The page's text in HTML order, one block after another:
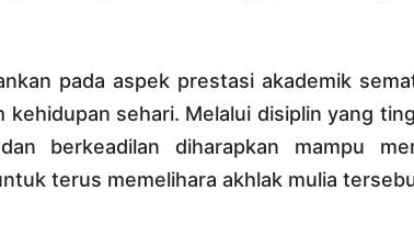
pada aspek prestasi akademik
sehari. Melalui disiplin yang
berkeadilan diharapkan mampu
terus memelihara akhlak mulia